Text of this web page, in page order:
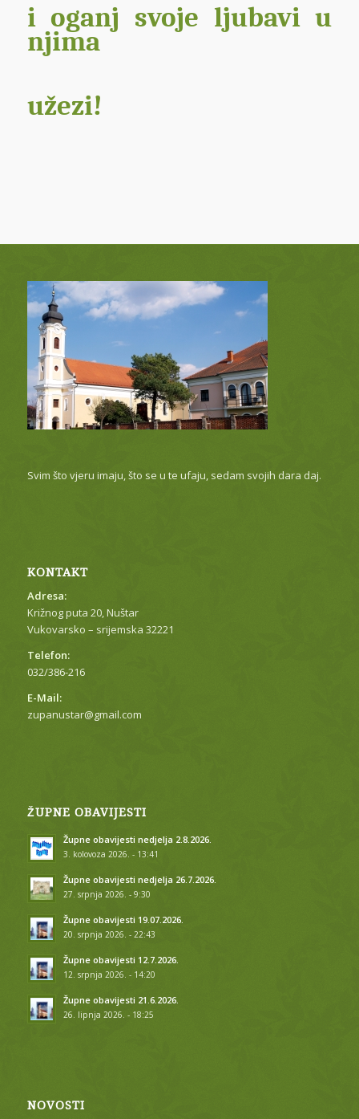
i oganj svoje ljubavi u
njima
užezi!
Svim što vjeru imaju, što se u te ufaju, sedam svojih dara daj.
KONTAKT
Adresa:
Križnog puta 20, Nuštar
Vukovarsko – srijemska 32221
Telefon:
032/386-216
E-Mail:
zupanustar@gmail.com
ŽUPNE OBAVIJESTI
Župne obavijesti nedjelja 2.8.2026.
3. kolovoza 2026. - 13:41
Župne obavijesti nedjelja 26.7.2026.
27. srpnja 2026. - 9:30
Župne obavijesti 19.07.2026.
20. srpnja 2026. - 22:43
Župne obavijesti 12.7.2026.
12. srpnja 2026. - 14:20
Župne obavijesti 21.6.2026.
26. lipnja 2026. - 18:25
NOVOSTI